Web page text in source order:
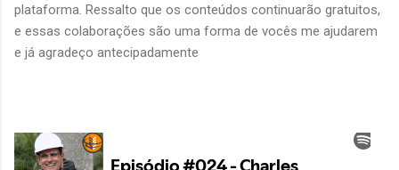
plataforma. Ressalto que os conteúdos continuarão gratuitos,
e essas colaborações são uma forma de vocês me ajudarem
e já agradeço antecipadamente